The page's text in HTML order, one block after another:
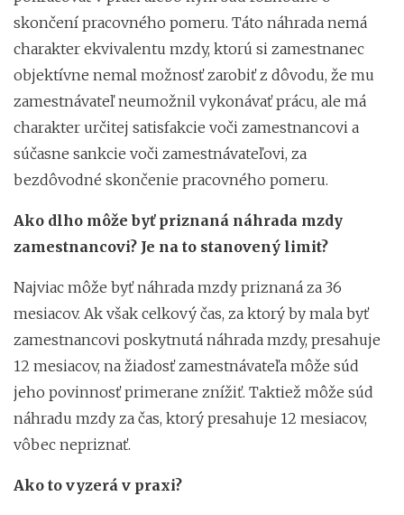
skončení pracovného pomeru. Táto náhrada nemá
charakter ekvivalentu mzdy, ktorú si zamestnanec
objektívne nemal možnosť zarobiť z dôvodu, že mu
zamestnávateľ neumožnil vykonávať prácu, ale má
charakter určitej satisfakcie voči zamestnancovi a
súčasne sankcie voči zamestnávateľovi, za
bezdôvodné skončenie pracovného pomeru.
Ako dlho môže byť priznaná náhrada mzdy
zamestnancovi? Je na to stanovený limit?
Najviac môže byť náhrada mzdy priznaná za 36
mesiacov. Ak však celkový čas, za ktorý by mala byť
zamestnancovi poskytnutá náhrada mzdy, presahuje
12 mesiacov, na žiadosť zamestnávateľa môže súd
jeho povinnosť primerane znížiť. Taktiež môže súd
náhradu mzdy za čas, ktorý presahuje 12 mesiacov,
vôbec nepriznať.
Ako to vyzerá v praxi?